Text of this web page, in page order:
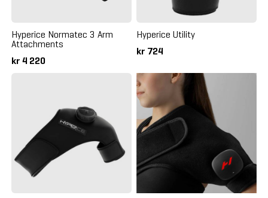
Hyperice Normatec 3 Arm
Attachments
kr 4 220
Hyperice Utility
kr 724